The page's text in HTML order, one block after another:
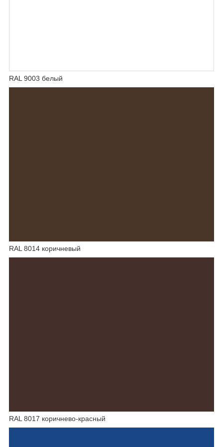
RAL 9003 белый
RAL 8014 коричневый
RAL 8017 коричнево-красный